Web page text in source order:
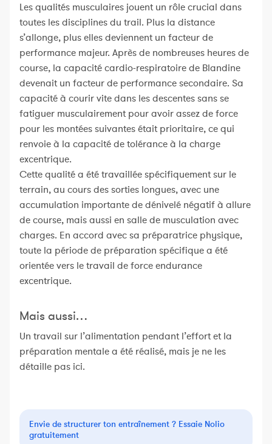
Les qualités musculaires jouent un rôle crucial dans
toutes les disciplines du trail. Plus la distance
s’allonge, plus elles deviennent un facteur de
performance majeur. Après de nombreuses heures de
course, la capacité cardio-respiratoire de Blandine
devenait un facteur de performance secondaire. Sa
capacité à courir vite dans les descentes sans se
fatiguer musculairement pour avoir assez de force
pour les montées suivantes était prioritaire, ce qui
renvoie à la capacité de tolérance à la charge
excentrique.
Cette qualité a été travaillée spécifiquement sur le
terrain, au cours des sorties longues, avec une
accumulation importante de dénivelé négatif à allure
de course, mais aussi en salle de musculation avec
charges. En accord avec sa préparatrice physique,
toute la période de préparation spécifique a été
orientée vers le travail de force endurance
excentrique.
Mais aussi…
Un travail sur l’alimentation pendant l’effort et la
préparation mentale a été réalisé, mais je ne les
détaille pas ici.
Envie de structurer ton entraînement ? Essaie Nolio
gratuitement